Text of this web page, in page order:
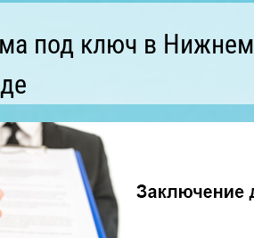
под ключ в Нижнем